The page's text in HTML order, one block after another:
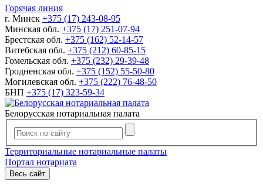
Горячая линия
г. Минск +375 (17) 243-08-95
Минская обл. +375 (17) 251-07-94
Брестская обл. +375 (162) 52-14-57
Витебская обл. +375 (212) 60-85-15
Гомельская обл. +375 (232) 29-39-48
Гродненская обл. +375 (152) 55-50-80
Могилевская обл. +375 (222) 76-48-50
БНП +375 (17) 323-59-34
Белорусская нотариальная палата
Территориальные нотариальные палаты
Портал нотариата
Весь сайт